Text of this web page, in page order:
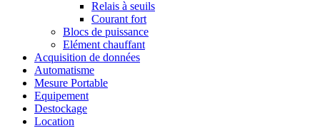
Relais à seuils
Courant fort
Blocs de puissance
Elément chauffant
Acquisition de données
Automatisme
Mesure Portable
Equipement
Destockage
Location